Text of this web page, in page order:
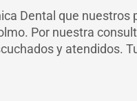
Dental que
Por nuestra
y atendidos.